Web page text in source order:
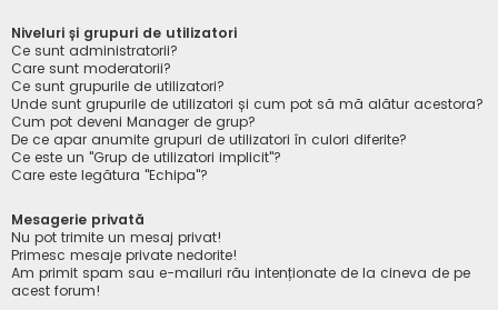
Niveluri și grupuri de utilizatori
Ce sunt administratorii?
Care sunt moderatorii?
Ce sunt grupurile de utilizatori?
Unde sunt grupurile de utilizatori și cum pot să mă alătur acestora?
Cum pot deveni Manager de grup?
De ce apar anumite grupuri de utilizatori în culori diferite?
Ce este un "Grup de utilizatori implicit"?
Care este legătura "Echipa"?
Mesagerie privată
Nu pot trimite un mesaj privat!
Primesc mesaje private nedorite!
Am primit spam sau e-mailuri rău intenționate de la cineva de pe
acest forum!